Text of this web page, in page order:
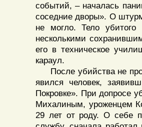
событий, – началась
соседние дворы». О
не могло. Тело
несколькими
его в техническое
караул.
После убийства не
явился человек,
Покровке». При допросе
Михалиным, уроженцем
29 лет от роду. О себе